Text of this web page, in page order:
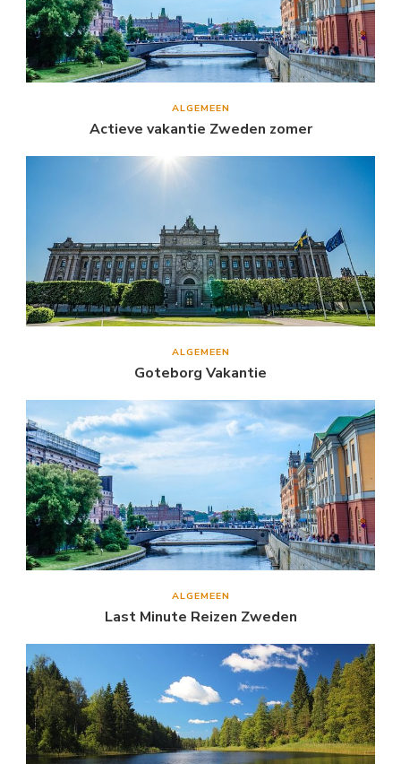
ALGEMEEN
Actieve vakantie Zweden zomer
ALGEMEEN
Goteborg Vakantie
ALGEMEEN
Last Minute Reizen Zweden